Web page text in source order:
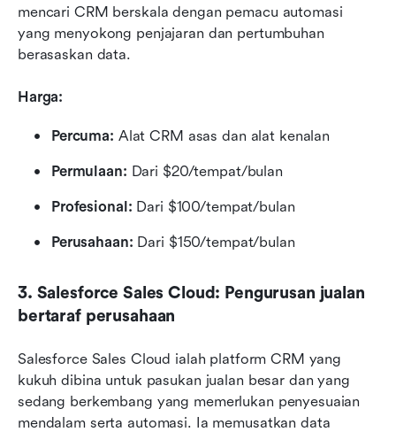
mencari CRM berskala dengan pemacu automasi
yang menyokong penjajaran dan pertumbuhan
berasaskan data.
Harga:
Percuma: Alat CRM asas dan alat kenalan
Permulaan: Dari $20/tempat/bulan
Profesional: Dari $100/tempat/bulan
Perusahaan: Dari $150/tempat/bulan
3. Salesforce Sales Cloud: Pengurusan jualan
bertaraf perusahaan
Salesforce Sales Cloud ialah platform CRM yang
kukuh dibina untuk pasukan jualan besar dan yang
sedang berkembang yang memerlukan penyesuaian
mendalam serta automasi. Ia memusatkan data